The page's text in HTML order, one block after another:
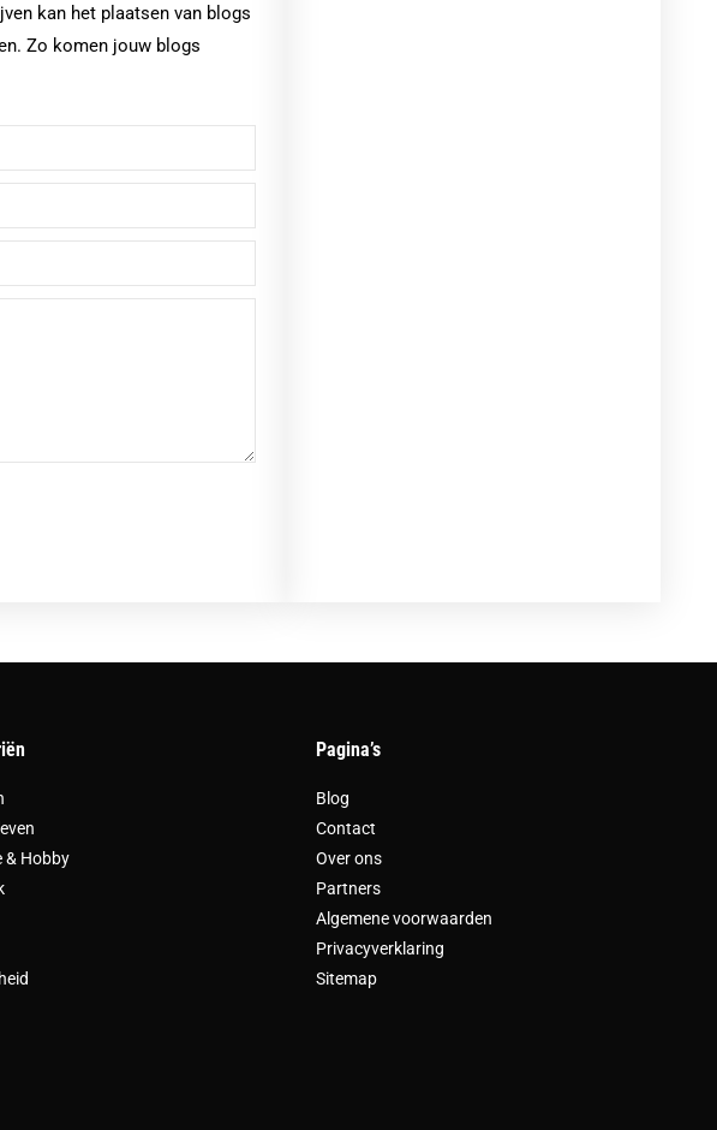
kan het plaatsen van blogs
Zo komen jouw blogs
& Hobby
Pagina’s
Blog
Contact
Over ons
Partners
Algemene voorwaarden
Privacyverklaring
Sitemap